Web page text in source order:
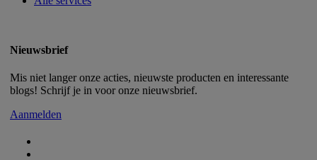
Nieuwsbrief
Mis niet langer onze acties, nieuwste producten en interessante
blogs! Schrijf je in voor onze nieuwsbrief.
Aanmelden